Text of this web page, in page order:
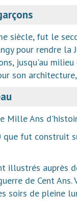
siècle, fut le
pour rendre la
jusqu'au
son
Mille Ans
que fut construit
illustrés auprès
de Cent
soirs de pleine